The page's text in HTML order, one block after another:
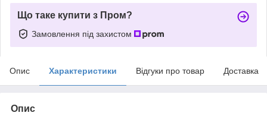
Що таке купити з Пром?
Замовлення під захистом
Опис Характеристики Відгуки про товар Доставка
Опис